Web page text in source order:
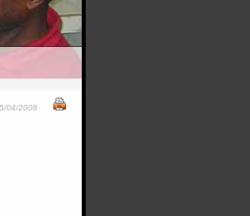
04/2008